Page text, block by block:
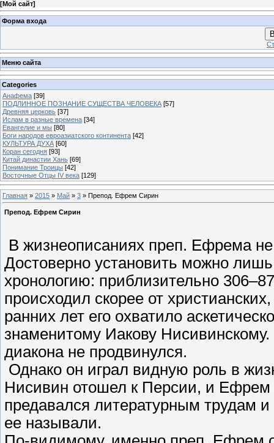
[Мой сайт]
Форма входа
Меню сайта
Categories
Анафема [39]
ПОДЛИННОЕ ПОЗНАНИЕ СУЩЕСТВА ЧЕЛОВЕКА [57]
Древняя церковь [37]
Ислам в разные времена [34]
Евангелие и мы [80]
Боги народов евроазиатского континента [42]
КУЛЬТУРА ДУХА [60]
Коран сегодня [93]
Китай династии Хань [69]
Понимание Троицы [42]
Восточные Отцы IV века [129]
Главная » 2015 » Май » 3 » Препод. Ефрем Сирин
Препод. Ефрем Сирин
В жизнеописаниях преп. Ефрема не
Достоверно установить можно
хронологию: приблизительно
происходил скорее от
ранних лет его охватило
знаменитому Иакову
диакона не продвинулся.
Однако он играл видную роль в
Нисивин отошел к Персии, и Ефрем
предавался литературным трудам
ее называли.